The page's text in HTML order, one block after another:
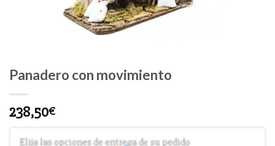
Panadero con movimiento
238,50€
Elija las opciones de entrega de su pedido